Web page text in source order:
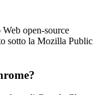
open-source
sotto la Mozilla Public